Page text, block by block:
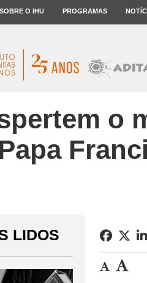
SOBRE O IHU PROGRAMAS
o
Papa
LIDOS